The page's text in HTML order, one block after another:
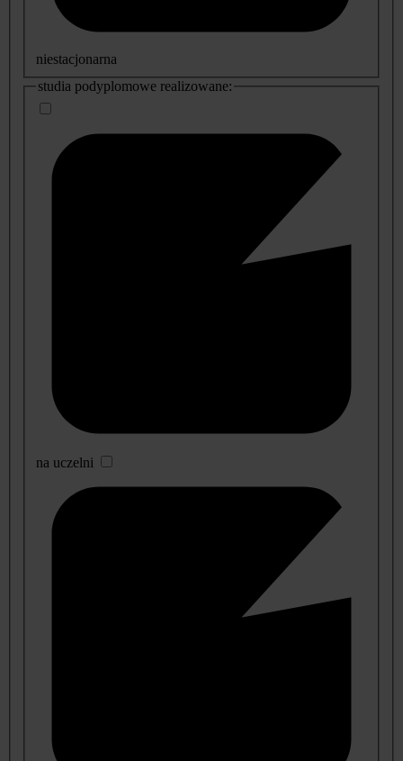
niestacjonarna
studia podyplomowe realizowane:
na uczelni